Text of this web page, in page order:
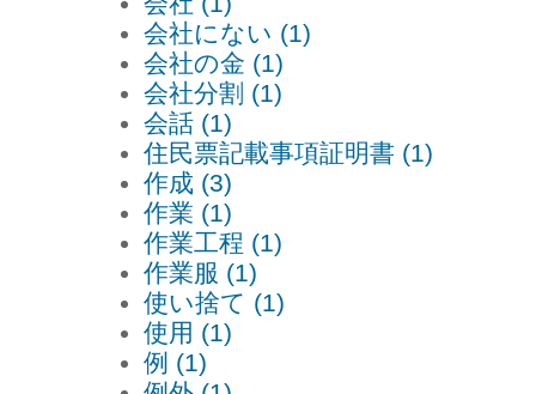
会社にない (1)
会社の金 (1)
会社分割 (1)
会話 (1)
住民票記載事項証明書 (1)
作成 (3)
作業 (1)
作業工程 (1)
作業服 (1)
使い捨て (1)
使用 (1)
例 (1)